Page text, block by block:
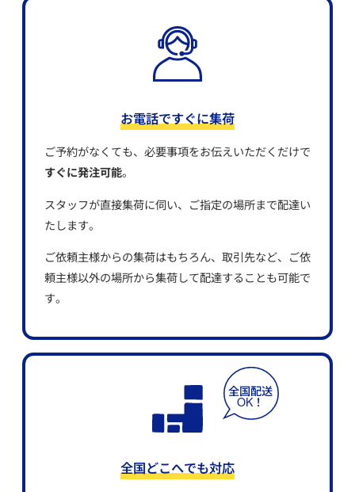
お電話ですぐに集荷
ご予約がなくても、必要事項をお伝えいただくだけで
すぐに発注可能。
スタッフが直接集荷に伺い、ご指定の場所まで配達い
たします。
ご依頼主様からの集荷はもちろん、取引先など、ご依
頼主様以外の場所から集荷して配達することも可能で
す。
全国どこへでも対応